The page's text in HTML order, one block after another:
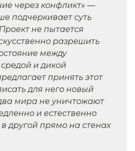
через конфликт» —
подчеркивает суть
не пытается
разрешить
между
и дикой
принять этот
для него новый
мира не уничтожают
и естественно
другой прямо на стенах